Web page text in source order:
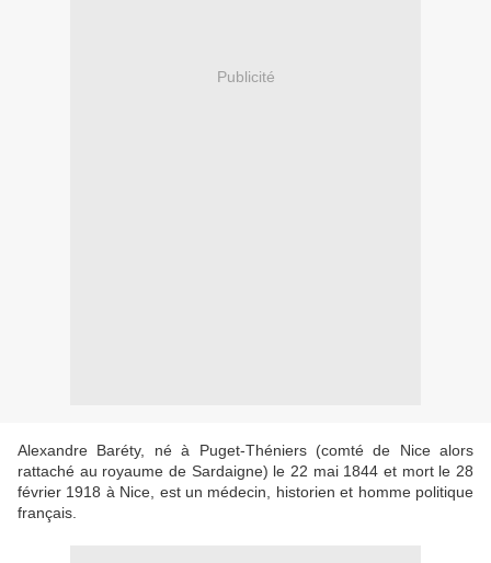
Publicité
Alexandre Baréty, né à Puget-Théniers (comté de Nice alors
rattaché au royaume de Sardaigne) le 22 mai 1844 et mort le 28
février 1918 à Nice, est un médecin, historien et homme politique
français.